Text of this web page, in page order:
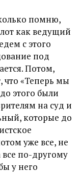
помню,
как ведущий
с этого
под
Потом,
что «Теперь мы
этого были
на суд и
которые до
уже все, не
все по-другому
у него